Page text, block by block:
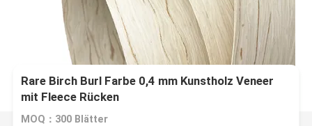
Rare Birch Burl Farbe 0,4 mm Kunstholz Veneer
mit Fleece Rücken
MOQ：300 Blätter